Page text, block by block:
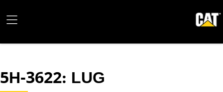
5H-3622: LUG